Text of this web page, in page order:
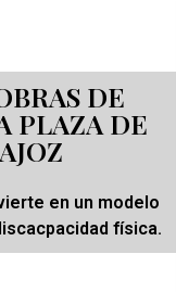
DE
PLAZA DE
en un modelo
física.